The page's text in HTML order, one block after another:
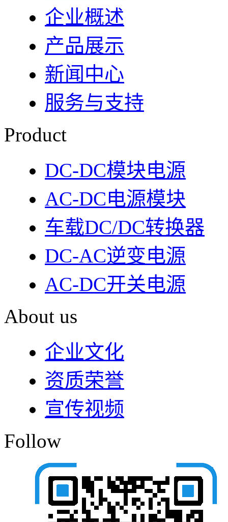
企业概述
产品展示
新闻中心
服务与支持
Product
DC-DC模块电源
AC-DC电源模块
车载DC/DC转换器
DC-AC逆变电源
AC-DC开关电源
About us
企业文化
资质荣誉
宣传视频
Follow